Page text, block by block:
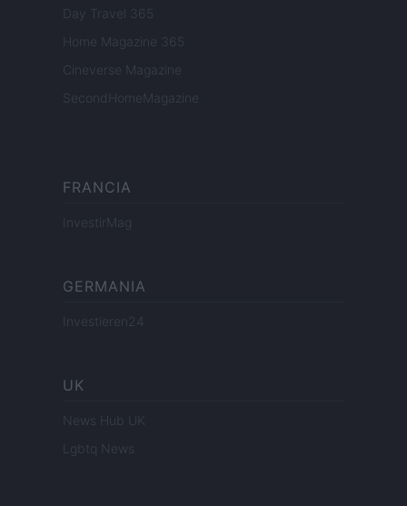
Day Travel 365
Home Magazine 365
Cineverse Magazine
SecondHomeMagazine
FRANCIA
InvestirMag
GERMANIA
Investieren24
UK
News Hub UK
Lgbtq News